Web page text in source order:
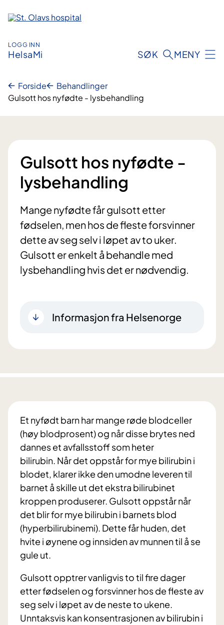
innhold
LOGG INN
HelsaMi SØK MENY
Forside
Behandlinger
Gulsott hos nyfødte - lysbehandling
Gulsott hos nyfødte -
lysbehandling
Mange nyfødte får gulsott etter
fødselen, men hos de fleste forsvinner
dette av seg selv i løpet av to uker.
Gulsott er enkelt å behandle med
lysbehandling hvis det er nødvendig.
Informasjon fra Helsenorge
Et nyfødt barn har mange røde blodceller
(høy blodprosent) og når disse brytes ned
dannes et avfallsstoff som heter
bilirubin. Når det oppstår for mye bilirubin i
blodet, klarer ikke den umodne leveren til
barnet å skille ut det ekstra bilirubinet
kroppen produserer. Gulsott oppstår når
det blir for mye bilirubin i barnets blod
(hyperbilirubinemi). Dette får huden, det
hvite i øynene og innsiden av munnen til å se
gule ut.
Gulsott opptrer vanligvis to til fire dager
etter fødselen og forsvinner hos de fleste av
seg selv i løpet av de neste to ukene.
Unntaksvis kan konsentrasjonen av bilirubin i